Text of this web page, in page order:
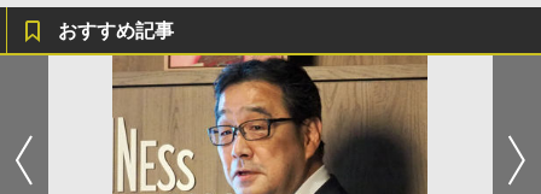
おすすめ記事